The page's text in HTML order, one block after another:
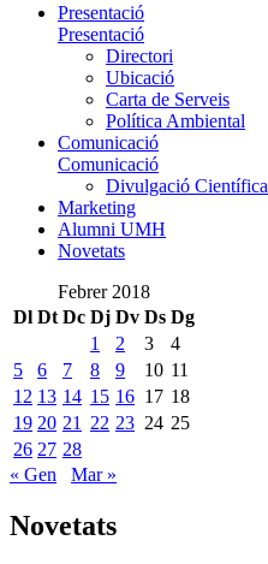
Presentació
Presentació
Directori
Ubicació
Carta de Serveis
Política Ambiental
Comunicació
Comunicació
Divulgació Científica
Marketing
Alumni UMH
Novetats
Febrer 2018
Dl Dt Dc Dj Dv Ds Dg
1
2 3
4
5
6 7 8 9 10 11
12 13 14 15 16 17 18
19 20 21 22 23 24 25
26 27 28
« Gen
Mar »
Novetats